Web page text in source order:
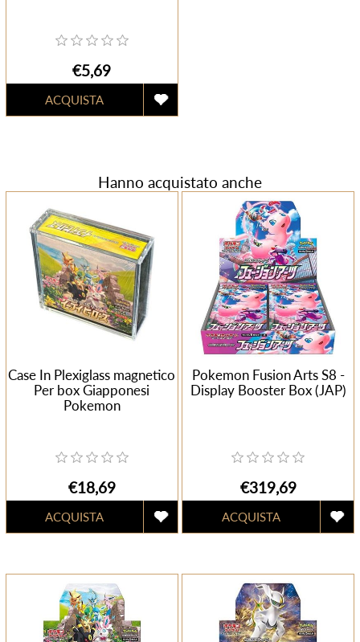
€5,69
Hanno acquistato anche
Case In Plexiglass magnetico
Per box Giapponesi
Pokemon
€18,69
Pokemon Fusion Arts S8 -
Display Booster Box (JAP)
€319,69